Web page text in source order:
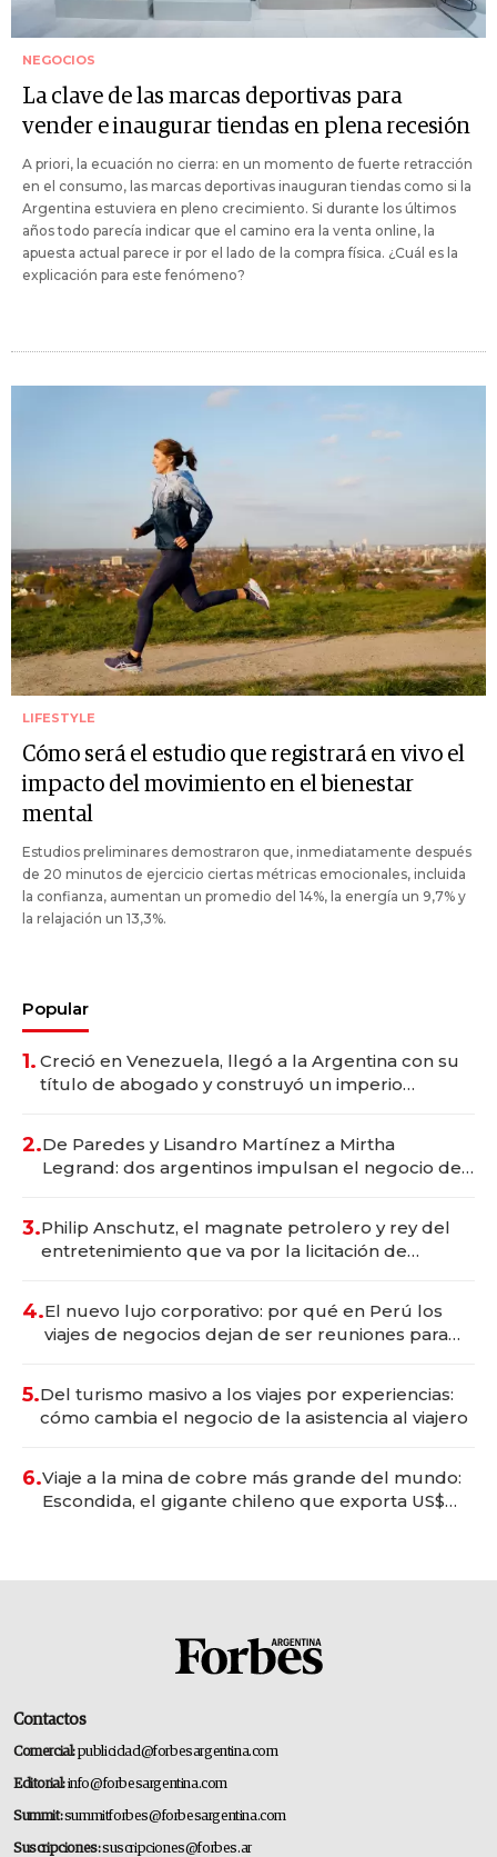
NEGOCIOS
La clave de las marcas deportivas para
vender e inaugurar tiendas en plena recesión
A priori, la ecuación no cierra: en un momento de fuerte retracción
en el consumo, las marcas deportivas inauguran tiendas como si la
Argentina estuviera en pleno crecimiento. Si durante los últimos
años todo parecía indicar que el camino era la venta online, la
apuesta actual parece ir por el lado de la compra física. ¿Cuál es la
explicación para este fenómeno?
LIFESTYLE
Cómo será el estudio que registrará en vivo el
impacto del movimiento en el bienestar
mental
Estudios preliminares demostraron que, inmediatamente después
de 20 minutos de ejercicio ciertas métricas emocionales, incluida
la confianza, aumentan un promedio del 14%, la energía un 9,7% y
la relajación un 13,3%.
Popular
1. Creció en Venezuela, llegó a la Argentina con su
título de abogado y construyó un imperio
2.De Paredes y Lisandro Martínez a Mirtha
Legrand: dos argentinos impulsan el negocio del
3.Philip Anschutz, el magnate petrolero y rey del
entretenimiento que va por la licitación de
4.El nuevo lujo corporativo: por qué en Perú los
viajes de negocios dejan de ser reuniones para
5.Del turismo masivo a los viajes por experiencias:
cómo cambia el negocio de la asistencia al viajero
6.Viaje a la mina de cobre más grande del mundo:
Escondida, el gigante chileno que exporta US$
Contactos
Comercial:publicidad@forbesargentina.com
Editorial:info@forbesargentina.com
Summit:summitforbes@forbesargentina.com
Suscripciones:suscripciones@forbes.ar